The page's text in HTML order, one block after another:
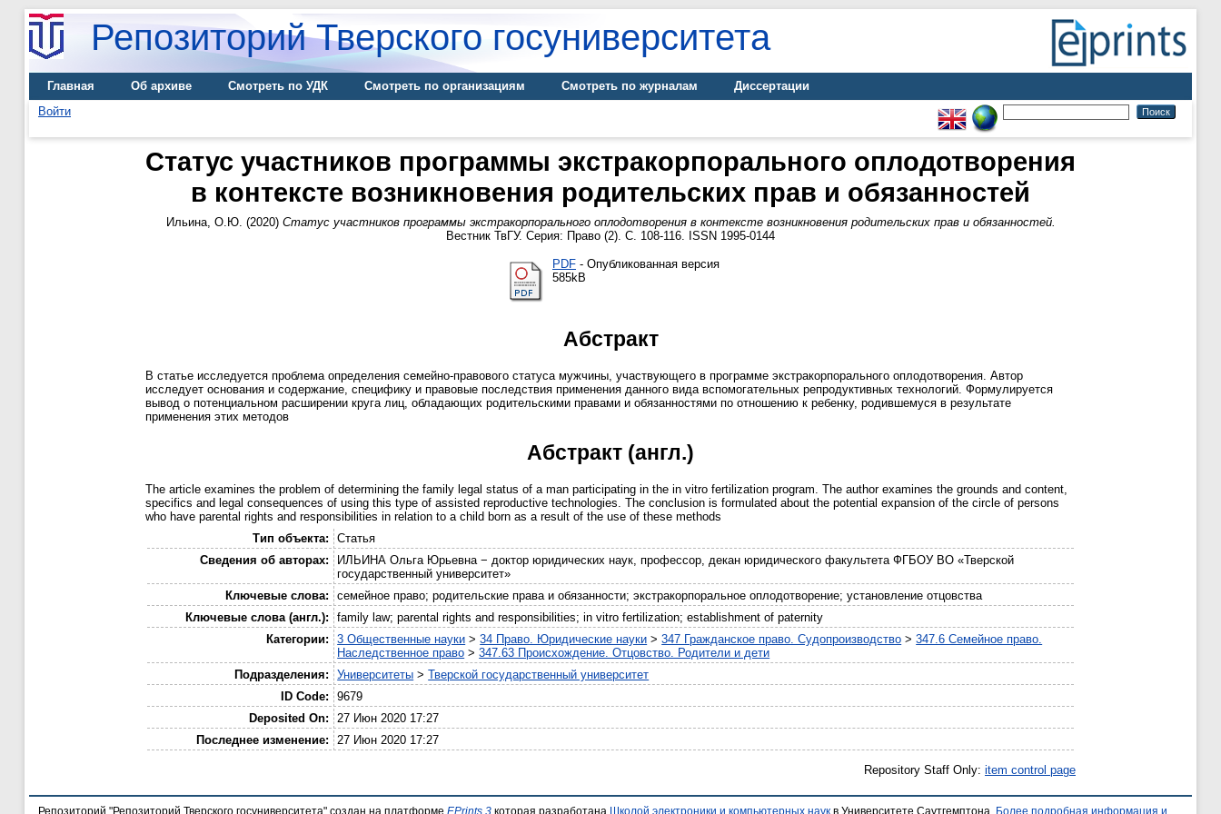
Репозиторий Тверского госуниверситета
Главная Об архиве Смотреть по УДК Смотреть по организациям Смотреть по журналам
Диссертации
Войти
Статус участников программы экстракорпорального оплодотворения
в контексте возникновения родительских прав и обязанностей
Ильина, О.Ю. (2020) Статус участников программы экстракорпорального оплодотворения в контексте возникновения родительских прав и обязанностей.
Вестник ТвГУ. Серия: Право (2). С. 108-116. ISSN 1995-0144
PDF - Опубликованная версия
585kB
Абстракт
В статье исследуется проблема определения семейно-правового статуса мужчины, участвующего в программе экстракорпорального оплодотворения. Автор
исследует основания и содержание, специфику и правовые последствия применения данного вида вспомогательных репродуктивных технологий. Формулируется
вывод о потенциальном расширении круга лиц, обладающих родительскими правами и обязанностями по отношению к ребенку, родившемуся в результате
применения этих методов
Абстракт (англ.)
The article examines the problem of determining the family legal status of a man participating in the in vitro fertilization program. The author examines the grounds and content,
specifics and legal consequences of using this type of assisted reproductive technologies. The conclusion is formulated about the potential expansion of the circle of persons
who have parental rights and responsibilities in relation to a child born as a result of the use of these methods
Тип объекта:
Статья
Сведения об авторах:
ИЛЬИНА Ольга Юрьевна − доктор юридических наук, профессор, декан юридического факультета ФГБОУ ВО «Тверской
государственный университет»
Ключевые слова:
семейное право; родительские права и обязанности; экстракорпоральное оплодотворение; установление отцовства
Ключевые слова (англ.):
family law; parental rights and responsibilities; in vitro fertilization; establishment of paternity
Категории:
3 Общественные науки >34 Право. Юридические науки >347 Гражданское право. Судопроизводство >347.6 Семейное право.
Наследственное право >347.63 Происхождение. Отцовство. Родители и дети
Подразделения:
Университеты >Тверской государственный университет
ID Code:
9679
Deposited On:
27 Июн 2020 17:27
Последнее изменение:
27 Июн 2020 17:27
Repository Staff Only: item control page
Репозиторий "Репозиторий Тверского госуниверситета" создан на платформе EPrints 3 которая разработана Школой электроники и компьютерных наук в Университете Саутгемптона. Более подробная информация и